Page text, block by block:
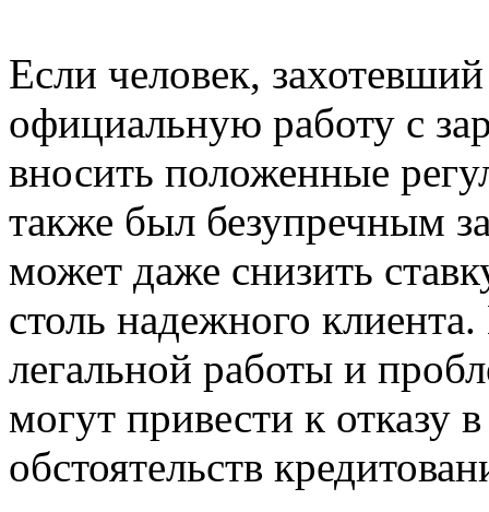
Если человек,
официальную работу с
вносить положенные
также был безупречным
может даже снизить
столь надежного
легальной работы и
могут привести к отказу
обстоятельств